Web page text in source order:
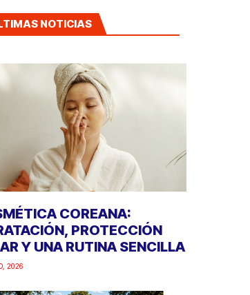
NOTICIAS
COREANA:
PROTECCIÓN
Y UNA RUTINA SENCILLA
2026